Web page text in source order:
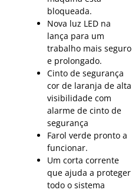
bloqueada.
Nova luz LED na
lança para um
trabalho mais seguro
e prolongado.
Cinto de segurança
cor de laranja de alta
visibilidade com
alarme de cinto de
segurança
Farol verde pronto a
funcionar.
Um corta corrente
que ajuda a proteger
todo o sistema